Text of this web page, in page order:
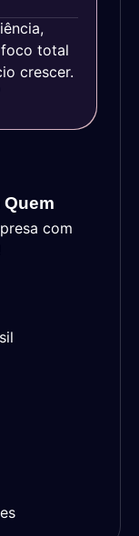
total
crescer.
com